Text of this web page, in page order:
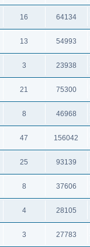
16 64134
13 54993
3 23938
21 75300
8 46968
47 156042
25 93139
8 37606
4 28105
3 27783